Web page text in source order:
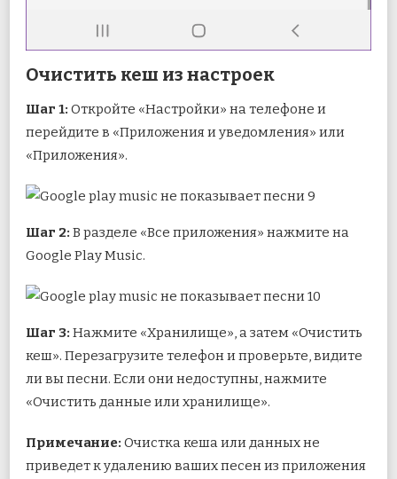
Очистить кеш из настроек
Шаг 1: Откройте «Настройки» на телефоне и
перейдите в «Приложения и уведомления» или
«Приложения».
Шаг 2: В разделе «Все приложения» нажмите на
Google Play Music.
Шаг 3: Нажмите «Хранилище», а затем «Очистить
кеш». Перезагрузите телефон и проверьте, видите
ли вы песни. Если они недоступны, нажмите
«Очистить данные или хранилище».
Примечание: Очистка кеша или данных не
приведет к удалению ваших песен из приложения